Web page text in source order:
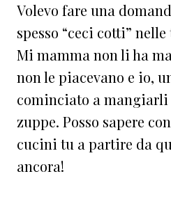
Volevo fare una
spesso “ceci cotti”
Mi mamma non li ha
non le piacevano e io,
cominciato a mangiarli
zuppe. Posso sapere
cucini tu a partire da
ancora!